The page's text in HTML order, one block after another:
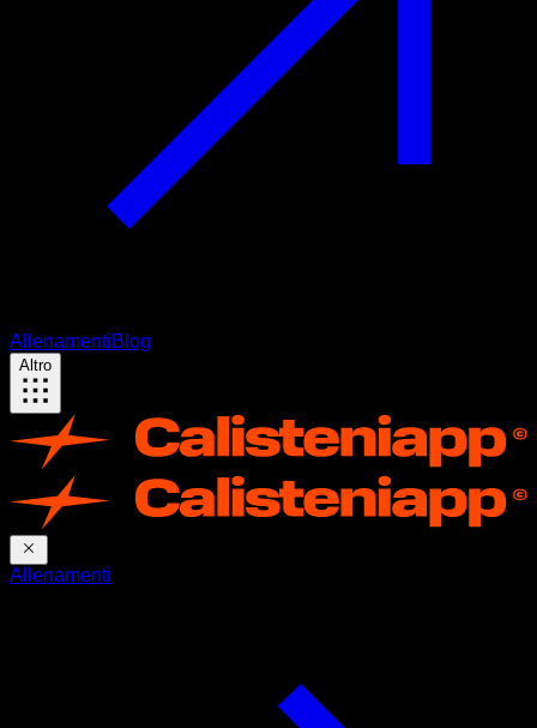
AllenamentiBlog
Altro
Allenamenti